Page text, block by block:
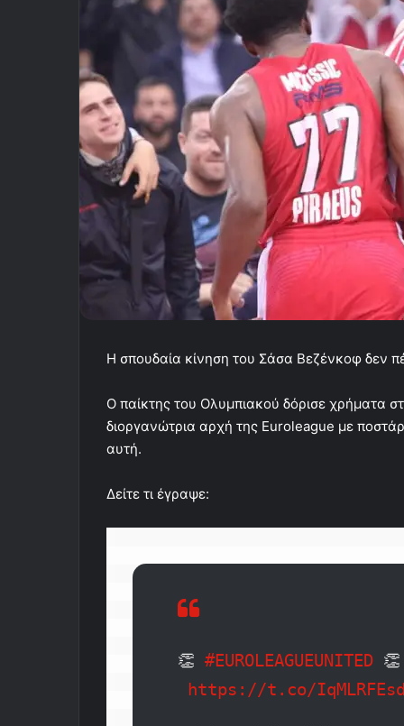
Η σπουδαία κίνηση του Σάσα Βεζένκοφ δεν
Ο παίκτης του Ολυμπιακού δόρισε χρήματα
διοργανώτρια αρχή της Euroleague με
αυτή.
Δείτε τι έγραψε:
👏 #EUROLEAGUEUNITED 👏
https://t.co/